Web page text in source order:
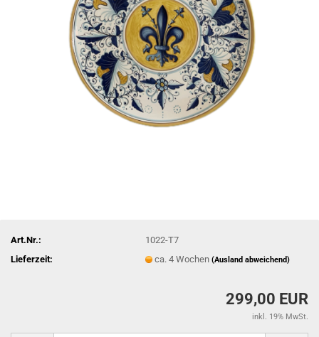
Art.Nr.:
1022-T7
Lieferzeit:
ca. 4 Wochen(Ausland abweichend)
299,00 EUR
inkl. 19% MwSt.